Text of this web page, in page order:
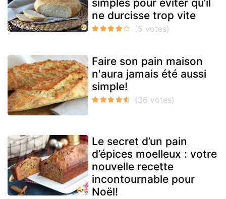
simples pour éviter qu’il
ne durcisse trop vite
Faire son pain maison
n'aura jamais été aussi
simple!
Le secret d’un pain
d’épices moelleux : votre
nouvelle recette
incontournable pour
Noël!